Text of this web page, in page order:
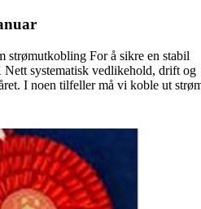
For å sikre en stabil
systematisk vedlikehold, drift og
I noen tilfeller må vi koble ut